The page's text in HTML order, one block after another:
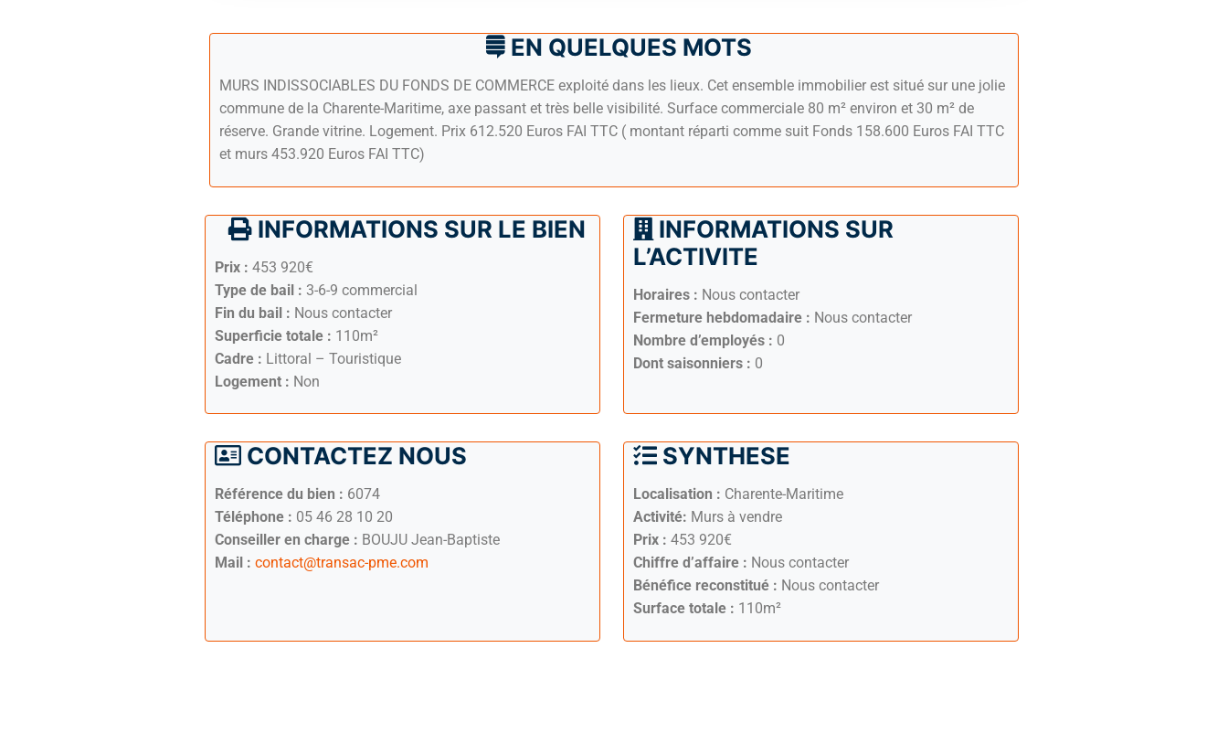
EN QUELQUES MOTS
MURS INDISSOCIABLES DU FONDS DE COMMERCE exploité dans les lieux. Cet ensemble immobilier est situé sur une jolie
commune de la Charente-Maritime, axe passant et très belle visibilité. Surface commerciale 80 m² environ et 30 m² de
réserve. Grande vitrine. Logement. Prix 612.520 Euros FAI TTC ( montant réparti comme suit Fonds 158.600 Euros FAI TTC
et murs 453.920 Euros FAI TTC)
INFORMATIONS SUR LE BIEN
Prix : 453 920€
Type de bail : 3-6-9 commercial
Fin du bail : Nous contacter
Superficie totale : 110m²
Cadre : Littoral – Touristique
Logement : Non
INFORMATIONS SUR
L’ACTIVITE
Horaires : Nous contacter
Fermeture hebdomadaire : Nous contacter
Nombre d’employés : 0
Dont saisonniers : 0
CONTACTEZ NOUS
Référence du bien : 6074
Téléphone : 05 46 28 10 20
Conseiller en charge : BOUJU Jean-Baptiste
Mail : contact@transac-pme.com
SYNTHESE
Localisation : Charente-Maritime
Activité: Murs à vendre
Prix : 453 920€
Chiffre d’affaire : Nous contacter
Bénéfice reconstitué : Nous contacter
Surface totale : 110m²